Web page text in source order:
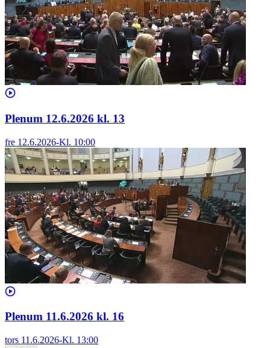
Plenum 12.6.2026 kl. 13
fre 12.6.2026-Kl. 10:00
Plenum 11.6.2026 kl. 16
tors 11.6.2026-Kl. 13:00